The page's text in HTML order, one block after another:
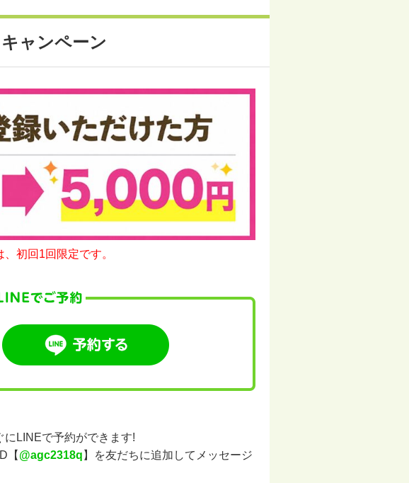
ャンペーン
初回1回限定です。
LINEで予約ができます!
【 @agc2318q 】を友だちに追加してメッセージ